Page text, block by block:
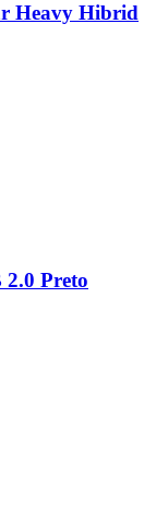
Heavy Hibrid
2.0 Preto